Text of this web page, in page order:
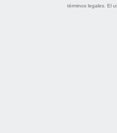
términos legales. El